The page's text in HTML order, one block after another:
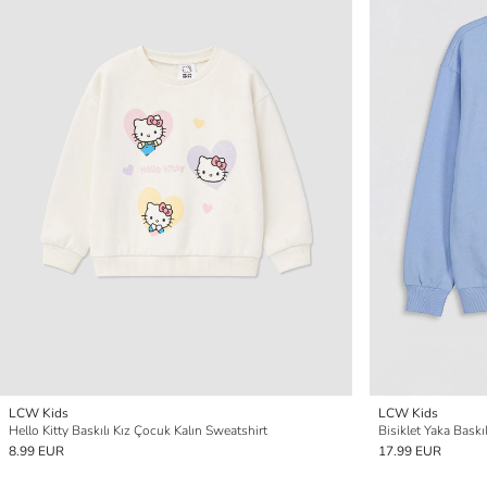
LCW Kids
Hello Kitty Baskılı Kız Çocuk Kalın Sweatshirt
8.99 EUR
LCW Kids
Bisiklet Yaka
17.99 EUR